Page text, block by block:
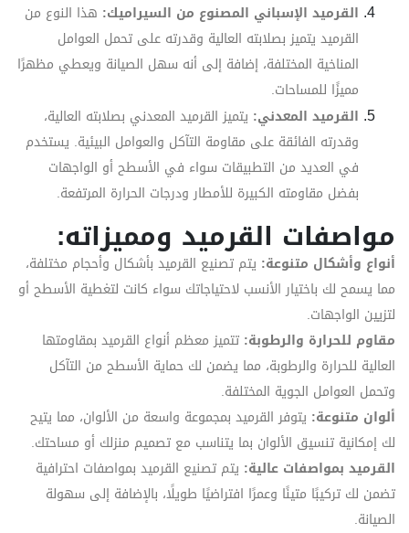
القرميد الإسباني المصنوع من السيراميك: هذا النوع من
القرميد يتميز بصلابته العالية وقدرته على تحمل العوامل
المناخية المختلفة، إضافة إلى أنه سهل الصيانة ويعطي مظهرًا
مميزًا للمساحات.
القرميد المعدني: يتميز القرميد المعدني بصلابته العالية،
وقدرته الفائقة على مقاومة التآكل والعوامل البيئية. يستخدم
في العديد من التطبيقات سواء في الأسطح أو الواجهات
بفضل مقاومته الكبيرة للأمطار ودرجات الحرارة المرتفعة.
مواصفات القرميد ومميزاته:
أنواع وأشكال متنوعة: يتم تصنيع القرميد بأشكال وأحجام مختلفة،
مما يسمح لك باختيار الأنسب لاحتياجاتك سواء كانت لتغطية الأسطح أو
لتزيين الواجهات.
مقاوم للحرارة والرطوبة: تتميز معظم أنواع القرميد بمقاومتها
العالية للحرارة والرطوبة، مما يضمن لك حماية الأسطح من التآكل
وتحمل العوامل الجوية المختلفة.
ألوان متنوعة: يتوفر القرميد بمجموعة واسعة من الألوان، مما يتيح
لك إمكانية تنسيق الألوان بما يتناسب مع تصميم منزلك أو مساحتك.
القرميد بمواصفات عالية: يتم تصنيع القرميد بمواصفات احترافية
تضمن لك تركيبًا متينًا وعمرًا افتراضيًا طويلًا، بالإضافة إلى سهولة
الصيانة.